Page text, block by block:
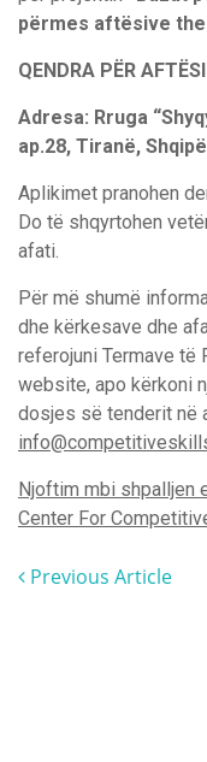
përmes aftësive
QENDRA PËR
Adresa: Rruga
ap.28, Tiranë,
Aplikimet pranohen
Do të shqyrtohen
afati.
Për më shumë
dhe kërkesave dhe
referojuni Termave të
website, apo kërkoni
dosjes së tenderit në
Njoftim mbi shpalljen
Center For
Previous Article